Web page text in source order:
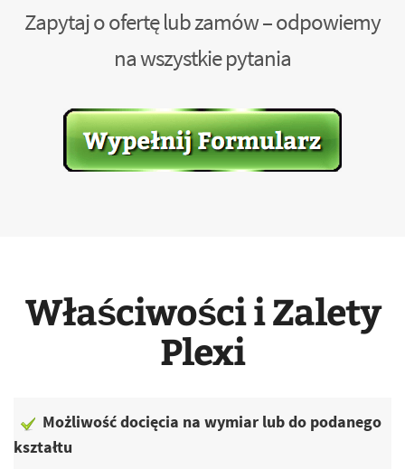
Zapytaj o ofertę lub zamów – odpowiemy
na wszystkie pytania
Właściwości i Zalety
Plexi
Możliwość docięcia na wymiar lub do podanego
kształtu